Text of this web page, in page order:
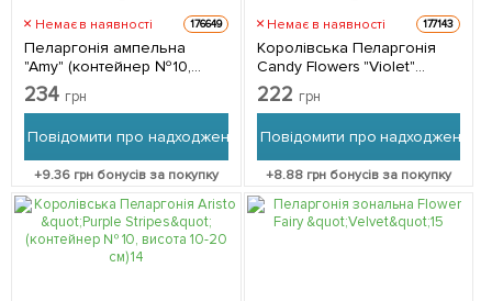
Немає в наявності 176649
Пеларгонія ампельна
"Amy" (контейнер №10,
висота 10-20 см) 1
саджанець в упаковці
234 грн
Повідомити про надходження
+9.36 грн бонусів за покупку
Немає в наявності 177143
Королівська Пеларгонія
Candy Flowers "Violet"
(контейнер № 10, висота
10-20 см) 1 саджанець в
222 грн
Повідомити про надходження
+8.88 грн бонусів за покупку